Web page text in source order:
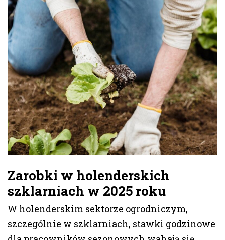
Zarobki w holenderskich
szklarniach w 2025 roku
W holenderskim sektorze ogrodniczym,
szczególnie w szklarniach, stawki godzinowe